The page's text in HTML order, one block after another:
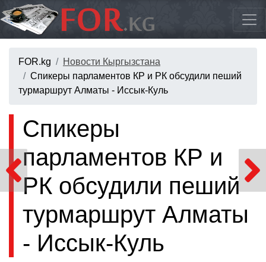
FOR.kg
Новости Кыргызстана
Спикеры парламентов КР и РК обсудили пеший
турмаршрут Алматы - Иссык-Куль
Спикеры
парламентов КР и
РК обсудили пеший
турмаршрут Алматы
- Иссык-Куль